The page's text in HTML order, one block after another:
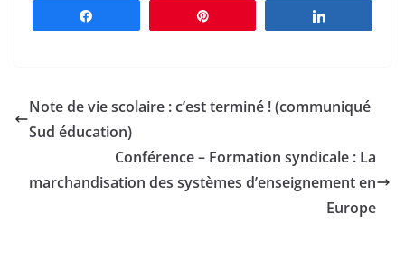
Note de vie scolaire : c’est terminé ! (communiqué
Sud éducation)
Conférence – Formation syndicale : La
marchandisation des systèmes d’enseignement en
Europe